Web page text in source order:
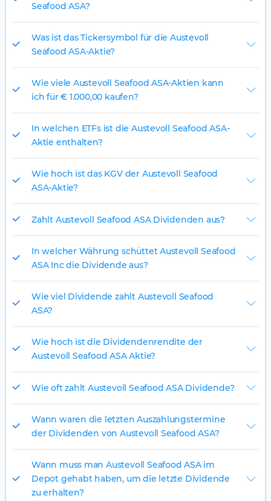
Seafood ASA?
Was ist das Tickersymbol für die Austevoll
Seafood ASA-Aktie?
Wie viele Austevoll Seafood ASA-Aktien kann
ich für € 1.000,00 kaufen?
In welchen ETFs ist die Austevoll Seafood ASA-
Aktie enthalten?
Wie hoch ist das KGV der Austevoll Seafood
ASA-Aktie?
Zahlt Austevoll Seafood ASA Dividenden aus?
In welcher Währung schüttet Austevoll Seafood
ASA Inc die Dividende aus?
Wie viel Dividende zahlt Austevoll Seafood
ASA?
Wie hoch ist die Dividendenrendite der
Austevoll Seafood ASA Aktie?
Wie oft zahlt Austevoll Seafood ASA Dividende?
Wann waren die letzten Auszahlungstermine
der Dividenden von Austevoll Seafood ASA?
Wann muss man Austevoll Seafood ASA im
Depot gehabt haben, um die letzte Dividende
zu erhalten?